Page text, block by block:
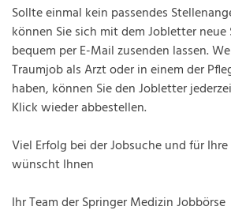
Sollte einmal kein passendes
können Sie sich mit dem Jobletter
bequem per E-Mail zusenden lassen.
Traumjob als Arzt oder in einem der
haben, können Sie den Jobletter
Klick wieder abbestellen.
Viel Erfolg bei der Jobsuche und für
wünscht Ihnen
Ihr Team der Springer Medizin Jobbörse